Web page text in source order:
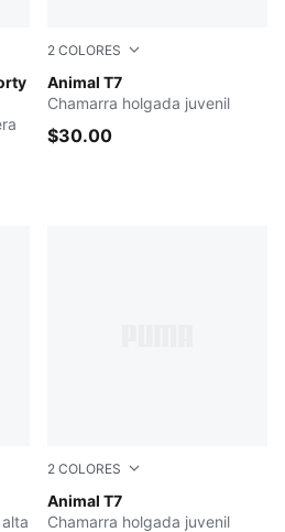
2 COLORES
Animal T7
PUMA BLACK
Chamarra holgada juvenil
$30.00
2 COLORES
Animal T7
Intense Lavender
Chamarra holgada juvenil